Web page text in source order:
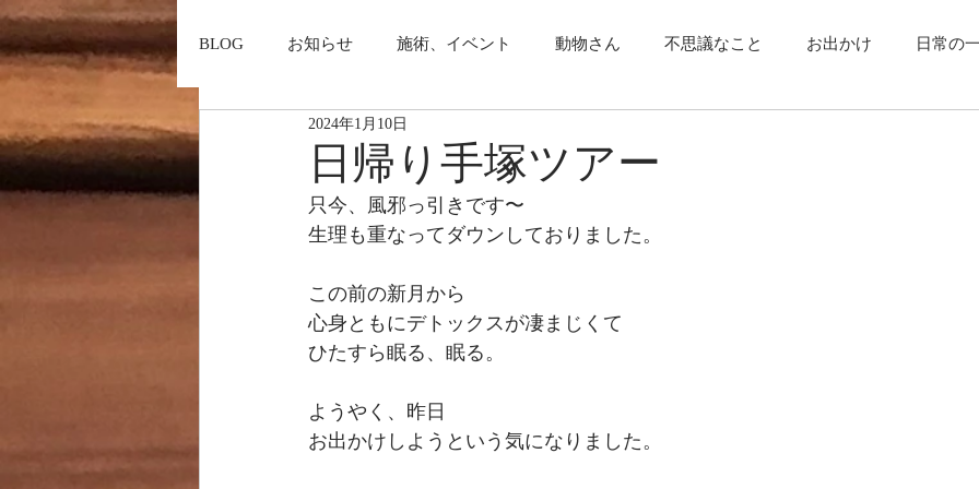
BLOG お知らせ 施術、イベント 動物さん 不思議なこと お出かけ 日常の
日帰り手塚ツアー
2024年1月10日
只今、風邪っ引きです〜
生理も重なってダウンしておりました。
この前の新月から
心身ともにデトックスが凄まじくて
ひたすら眠る、眠る。
ようやく、昨日
お出かけしようという気になりました。